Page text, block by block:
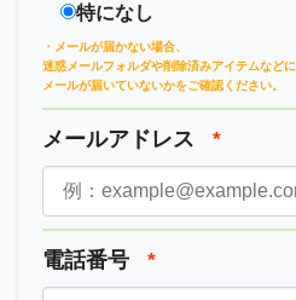
特になし
・メールが届かない場合、
迷惑メールフォルダや削除済みアイテムなどに
メールが届いていないかをご確認ください。
メールアドレス *
電話番号 *